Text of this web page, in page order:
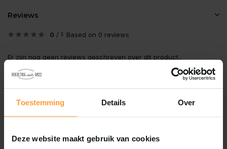
Toestemming Details Over
Deze website maakt gebruik van cookies
Reviews
0 / 5 Based on 0 reviews
Er zijn nog geen reviews geschreven over dit product..
Schrijf je eigen review